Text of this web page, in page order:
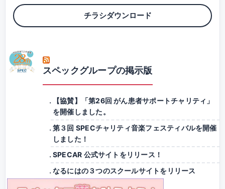
チラシダウンロード
スペックグループの掲示版
【協賛】「第26回 がん患者サポートチャリティ」
を開催しました。
第３回 SPECチャリティ音楽フェスティバルを開催
しました！
SPECAR 公式サイトをリリース！
なるにはの３つのスクールサイトをリリース